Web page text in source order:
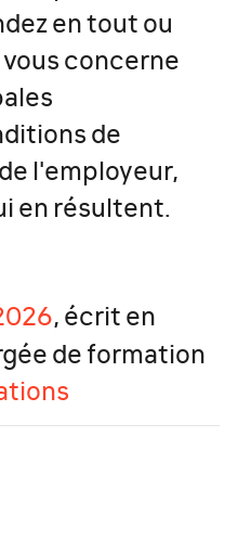
en tout ou
concerne
de
l'employeur,
en résultent.
, écrit en
de formation